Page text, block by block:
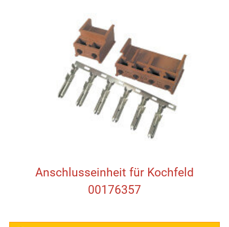
Anschlusseinheit für Kochfeld
00176357